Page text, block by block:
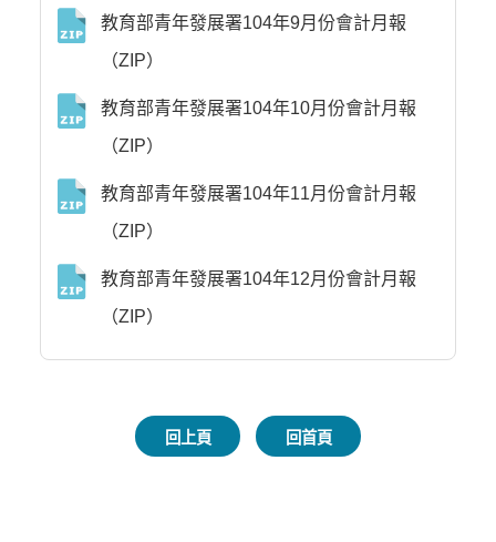
教育部青年發展署104年9月份會計月報
（ZIP）
教育部青年發展署104年10月份會計月報
（ZIP）
教育部青年發展署104年11月份會計月報
（ZIP）
教育部青年發展署104年12月份會計月報
（ZIP）
回上頁 回首頁